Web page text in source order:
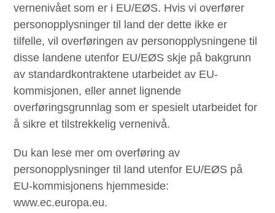
vernenivået som er i EU/EØS. Hvis vi overfører
personopplysninger til land der dette ikke er
tilfelle, vil overføringen av personopplysningene til
disse landene utenfor EU/EØS skje på bakgrunn
av standardkontraktene utarbeidet av EU-
kommisjonen, eller annet lignende
overføringsgrunnlag som er spesielt utarbeidet for
å sikre et tilstrekkelig vernenivå.
Du kan lese mer om overføring av
personopplysninger til land utenfor EU/EØS på
EU-kommisjonens hjemmeside:
www.ec.europa.eu.